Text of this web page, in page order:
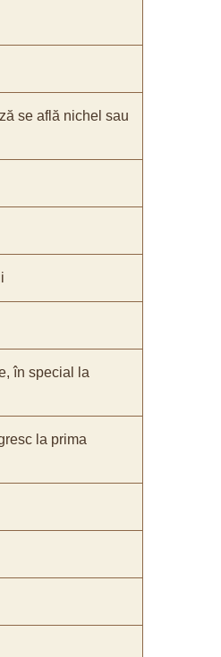
se află nichel sau
în special la
la prima